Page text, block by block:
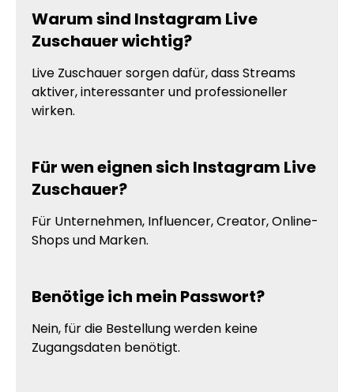
Warum sind Instagram Live
Zuschauer wichtig?
Live Zuschauer sorgen dafür, dass Streams
aktiver, interessanter und professioneller
wirken.
Für wen eignen sich Instagram Live
Zuschauer?
Für Unternehmen, Influencer, Creator, Online-
Shops und Marken.
Benötige ich mein Passwort?
Nein, für die Bestellung werden keine
Zugangsdaten benötigt.